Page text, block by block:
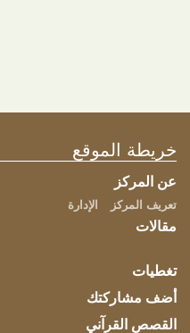
خريطة الموقع
عن المركز
تعريف المركز الإدارة
مقالات
تغطيات
أضف مشاركتك
القصص القرآني